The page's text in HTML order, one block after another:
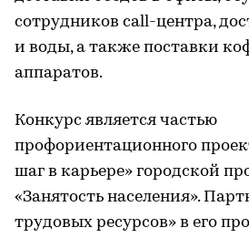
сотрудников call-центра,
и воды, а также поставки
аппаратов.
Конкурс является частью
профориентационного
шаг в карьере» городской
«Занятость населения».
трудовых ресурсов» в его